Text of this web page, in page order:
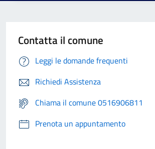
Contatta il comune
Leggi le domande frequenti
Richiedi Assistenza
Chiama il comune 0516906811
Prenota un appuntamento